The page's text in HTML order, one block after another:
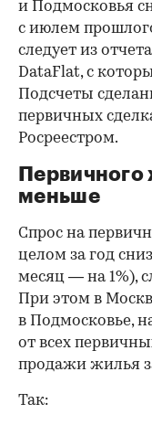
и Подмосковья
с июлем
следует из
DataFlat, с
Подсчеты
первичных
Росреестром.
Первичного
меньше
Спрос на
целом за год
месяц — на 1%),
При этом в
в Подмосковье,
от всех
продажи жилья
Так: